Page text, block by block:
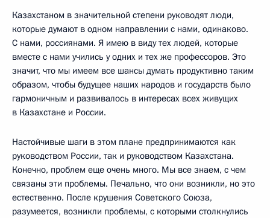
Казахстаном в значительной степени руководят люди,
которые думают в одном направлении с нами, одинаково.
С нами, россиянами. Я имею в виду тех людей, которые
вместе с нами учились у одних и тех же профессоров. Это
значит, что мы имеем все шансы думать продуктивно таким
образом, чтобы будущее наших народов и государств было
гармоничным и развивалось в интересах всех живущих
в Казахстане и России.
Настойчивые шаги в этом плане предпринимаются как
руководством России, так и руководством Казахстана.
Конечно, проблем еще очень много. Мы все знаем, с чем
связаны эти проблемы. Печально, что они возникли, но это
естественно. После крушения Советского Союза,
разумеется, возникли проблемы, с которыми столкнулись